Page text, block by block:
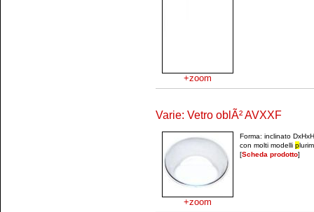
+zoom
Varie: Vetro oblÃ² AVXXF
+zoom
Forma: inclinato
con molti modelli p
[Scheda prodotto]